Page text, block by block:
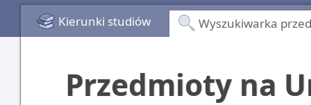
Kierunki studiów Wyszukiwarka
Przedmioty na